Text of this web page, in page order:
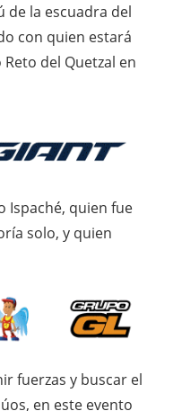
de la escuadra del
con quien estará
del Quetzal en
Ispaché, quien fue
solo, y quien
fuerzas y buscar el
en este evento